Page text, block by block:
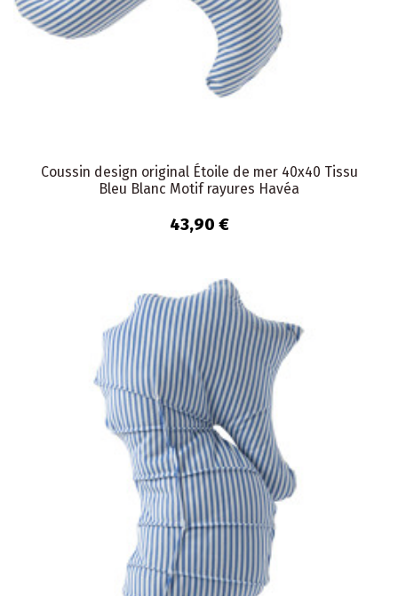
Coussin design original Étoile de mer 40x40 Tissu
Bleu Blanc Motif rayures Havéa
43,90 €